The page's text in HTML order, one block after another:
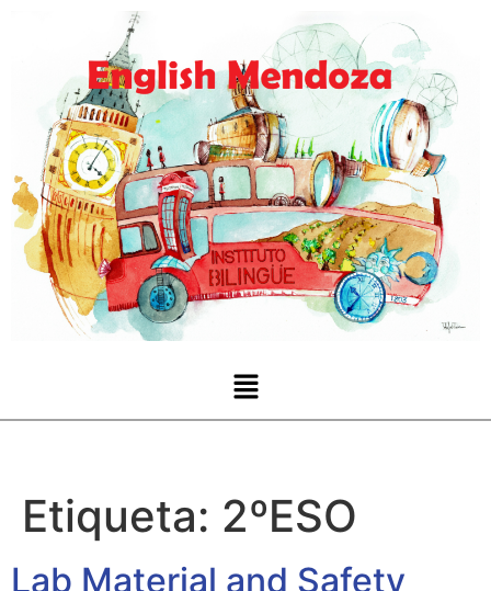
Etiqueta: 2ºESO
Lab Material and Safety